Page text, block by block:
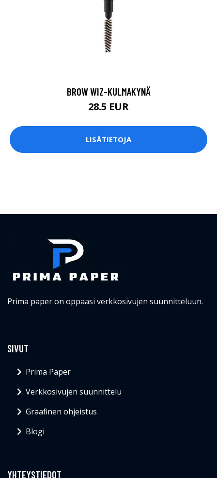
BROW WIZ-KULMAKYNÄ
28.5 EUR
LISÄTIETOJA
Prima paper on oppaasi verkkosivujen suunnitteluun.
SIVUT
Prima Paper
Verkkosivujen suunnittelu
Graafinen ohjeistus
Blogi
YHTEYSTIEDOT